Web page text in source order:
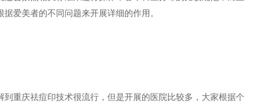
爱美者的不同问题来开展详细的作用。
重庆祛痘印技术很流行，但是开展的医院比较多，大家根据个